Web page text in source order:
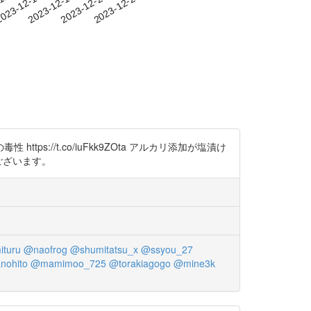
12-14
2023-12-172023-12-202023-12-23
性 https://t.co/iuFkk9ZOta アルカリ添加が塩漬け
います。
@naofrog @shumitatsu_x @ssyou_27
@mamimoo_725 @torakiagogo @mine3k